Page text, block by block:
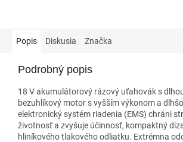
Popis Diskusia Značka
Podrobný popis
18 V akumulátorový rázový uťahovák s
bezuhlíkový motor s vyšším výkonom a
elektronický systém riadenia (EMS) chráni
životnosť a zvyšuje účinnosť, kompaktný
hliníkového tlakového odliatku. Extrémna